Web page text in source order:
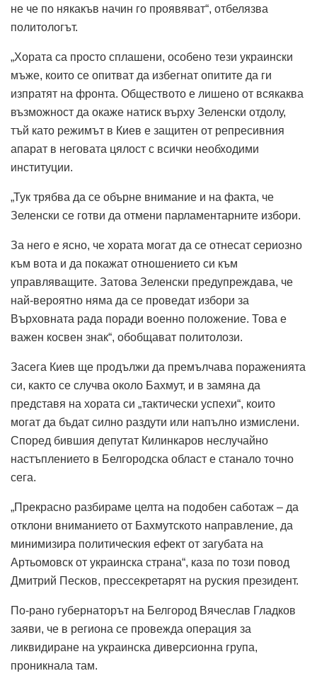
не че по някакъв начин го проявяват“, отбелязва
политологът.
„Хората са просто сплашени, особено тези украински
мъже, които се опитват да избегнат опитите да ги
изпратят на фронта. Обществото е лишено от всякаква
възможност да окаже натиск върху Зеленски отдолу,
тъй като режимът в Киев е защитен от репресивния
апарат в неговата цялост с всички необходими
институции.
„Тук трябва да се обърне внимание и на факта, че
Зеленски се готви да отмени парламентарните избори.
За него е ясно, че хората могат да се отнесат сериозно
към вота и да покажат отношението си към
управляващите. Затова Зеленски предупреждава, че
най-вероятно няма да се проведат избори за
Върховната рада поради военно положение. Това е
важен косвен знак“, обобщават политолози.
Засега Киев ще продължи да премълчава пораженията
си, както се случва около Бахмут, и в замяна да
представя на хората си „тактически успехи“, които
могат да бъдат силно раздути или напълно измислени.
Според бившия депутат Килинкаров неслучайно
настъплението в Белгородска област е станало точно
сега.
„Прекрасно разбираме целта на подобен саботаж – да
отклони вниманието от Бахмутското направление, да
минимизира политическия ефект от загубата на
Артьомовск от украинска страна“, каза по този повод
Дмитрий Песков, прессекретарят на руския президент.
По-рано губернаторът на Белгород Вячеслав Гладков
заяви, че в региона се провежда операция за
ликвидиране на украинска диверсионна група,
проникнала там.